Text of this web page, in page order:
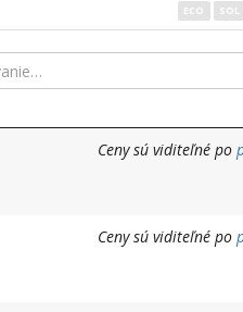
ECO SOL
Ceny sú viditeľné po
Ceny sú viditeľné po